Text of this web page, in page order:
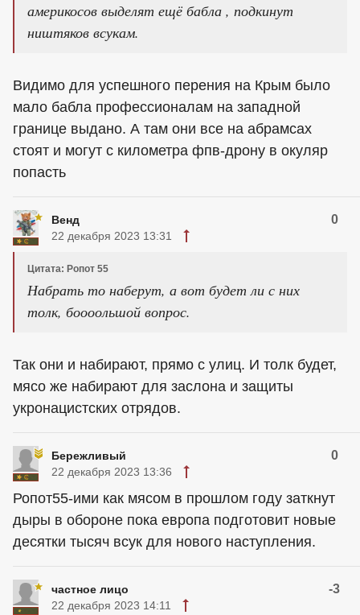
америкосов выделят ещё бабла , подкинут
ништяков всукам.
Видимо для успешного перения на Крым было
мало бабла профессионалам на западной
границе выдано. А там они все на абрамсах
стоят и могут с километра фпв-дрону в окуляр
попасть
Венд 0
22 декабря 2023 13:31
Цитата: Ропот 55
Набрать то наберут, а вот будет ли с них
толк, боооольшой вопрос.
Так они и набирают, прямо с улиц. И толк будет,
мясо же набирают для заслона и защиты
укронацистских отрядов.
Бережливый 0
22 декабря 2023 13:36
Ропот55-ими как мясом в прошлом году заткнут
дыры в обороне пока европа подготовит новые
десятки тысяч всук для нового наступления.
частное лицо -3
22 декабря 2023 14:11